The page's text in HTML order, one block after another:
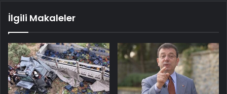
İlgili Makaleler